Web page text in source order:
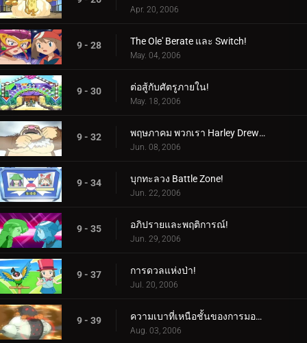
Apr. 20, 2006
9 - 28 The Ole' Berate และ Switch!
May. 04, 2006
9 - 30 ต่อสู้กับศัตรูภายใน!
May. 18, 2006
9 - 32 พฤษภาคม พวกเรา Harley Drew'd Ya!
Jun. 08, 2006
9 - 34 บุกทะลวง Battle Zone!
Jun. 22, 2006
9 - 35 อภิปรายและพฤติการณ์!
Jun. 29, 2006
9 - 37 การดวลแห่งป่า!
Jul. 20, 2006
9 - 39 ความเบาที่เหนือชั้นของการมองเห็น!
Aug. 03, 2006